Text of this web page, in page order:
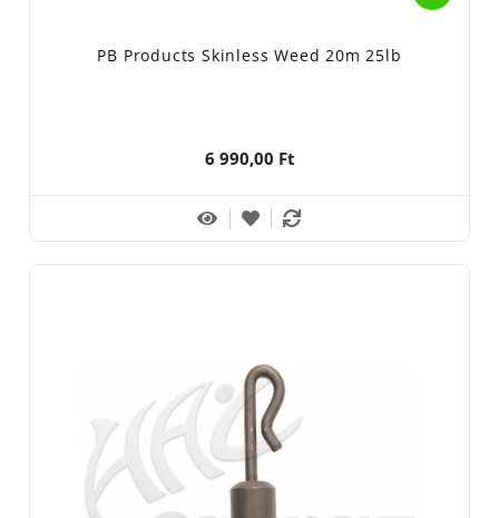
PB Products Skinless Weed 20m 25lb
6 990,00 Ft